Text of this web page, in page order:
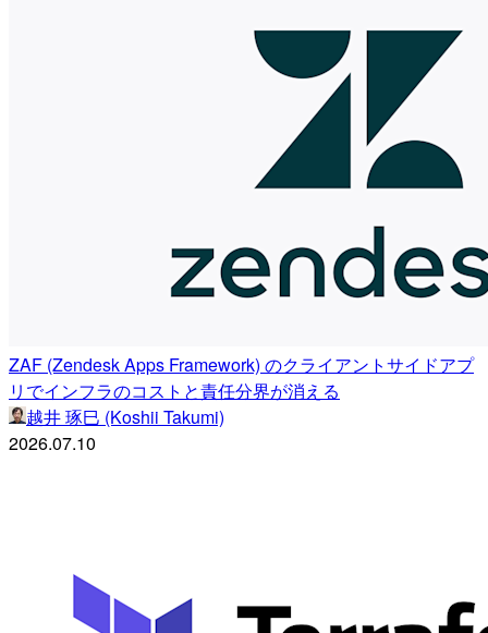
ZAF (Zendesk Apps Framework) のクライアントサイドアプ
リでインフラのコストと責任分界が消える
越井 琢巳 (Koshii Takumi)
2026.07.10